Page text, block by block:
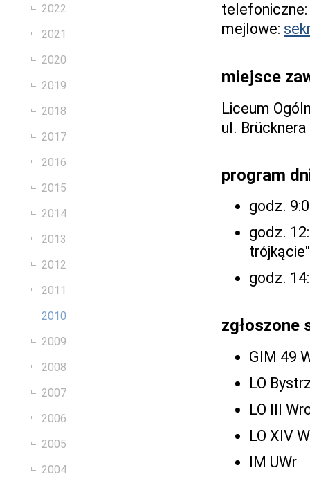
2022
2021
2020
2019
2018
2017
2016
2015
2014
2013
2012
2011
2010
2009
2008
2007
2006
2005
2004
mejlowe:
miejsce
Liceum
ul. Brücknera
program
godz.
godz.
godz.
zgłoszone
GIM 49
LO
LO III
LO XIV
IM UWr